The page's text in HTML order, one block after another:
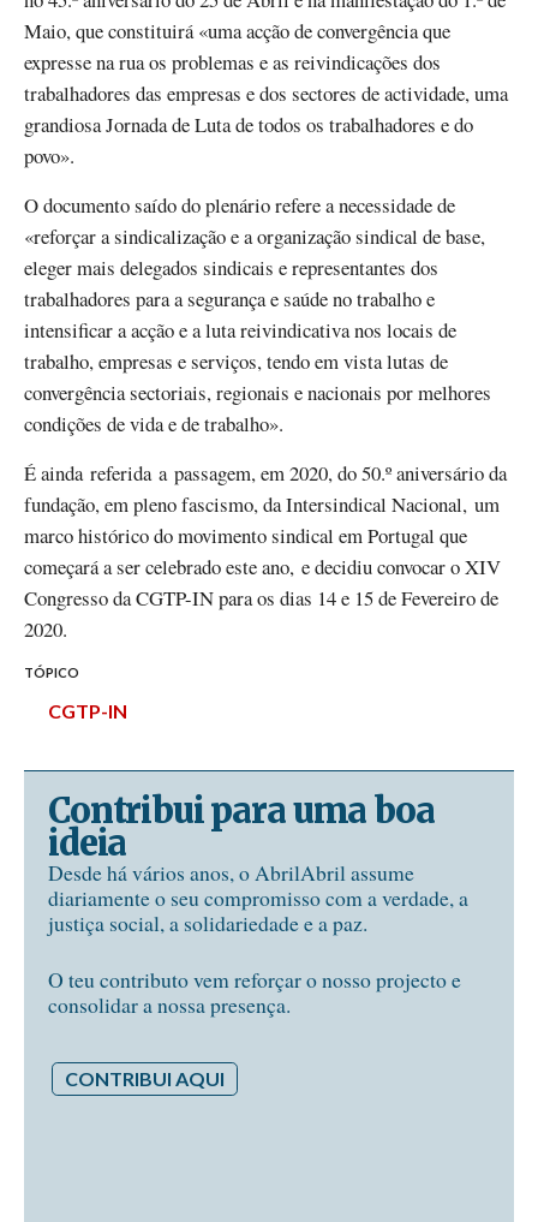
Maio, que constituirá «uma acção de convergência que
expresse na rua os problemas e as reivindicações dos
trabalhadores das empresas e dos sectores de actividade, uma
grandiosa Jornada de Luta de todos os trabalhadores e do
povo».
O documento saído do plenário refere a necessidade de
«reforçar a sindicalização e a organização sindical de base,
eleger mais delegados sindicais e representantes dos
trabalhadores para a segurança e saúde no trabalho e
intensificar a acção e a luta reivindicativa nos locais de
trabalho, empresas e serviços, tendo em vista lutas de
convergência sectoriais, regionais e nacionais por melhores
condições de vida e de trabalho».
É ainda referida a passagem, em 2020, do 50.º aniversário da
fundação, em pleno fascismo, da Intersindical Nacional, um
marco histórico do movimento sindical em Portugal que
começará a ser celebrado este ano, e decidiu convocar o XIV
Congresso da CGTP-IN para os dias 14 e 15 de Fevereiro de
2020.
TÓPICO
CGTP-IN
Contribui para uma boa
ideia
Desde há vários anos, o AbrilAbril assume
diariamente o seu compromisso com a verdade, a
justiça social, a solidariedade e a paz.
O teu contributo vem reforçar o nosso projecto e
consolidar a nossa presença.
CONTRIBUI AQUI